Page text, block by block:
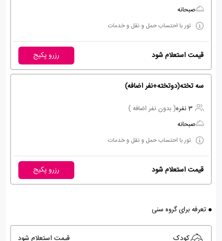
صبحانه
تور با احتساب حمل و نقل و خدمات
قیمت استعلام شود رزرو پکیج
سه تخته(دوتخته+نفر اضافه)
3 نفره
( بدون نفر اضافه )
صبحانه
تور با احتساب حمل و نقل و خدمات
قیمت استعلام شود رزرو پکیج
تعرفه برای گروه سنی
کودک قیمت استعلام شود